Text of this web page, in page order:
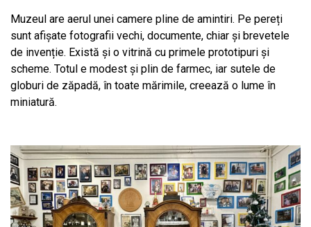
Muzeul are aerul unei camere pline de amintiri. Pe pereți
sunt afișate fotografii vechi, documente, chiar și brevetele
de invenție. Există și o vitrină cu primele prototipuri și
scheme. Totul e modest și plin de farmec, iar sutele de
globuri de zăpadă, în toate mărimile, creează o lume în
miniatură.